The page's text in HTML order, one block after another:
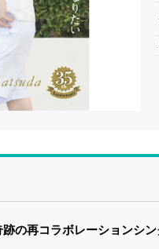
の再コラボレーションシン